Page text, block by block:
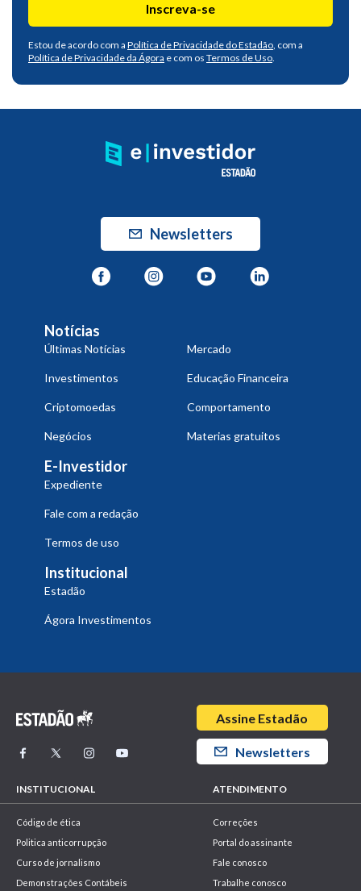
Inscreva-se
Estou de acordo com a Política de Privacidade do Estadão, com a
Política de Privacidade da Ágora e com os Termos de Uso.
Newsletters
Notícias
Últimas Notícias Mercado
Investimentos Educação Financeira
Criptomoedas Comportamento
Negócios Materias gratuitos
E-Investidor
Expediente
Fale com a redação
Termos de uso
Institucional
Estadão
Ágora Investimentos
INSTITUCIONAL
Código de ética
Politica anticorrupção
Curso de jornalismo
Demonstrações Contábeis
ATENDIMENTO
Correções
Portal do assinante
Fale conosco
Trabalhe conosco
Assine Estadão
Newsletters